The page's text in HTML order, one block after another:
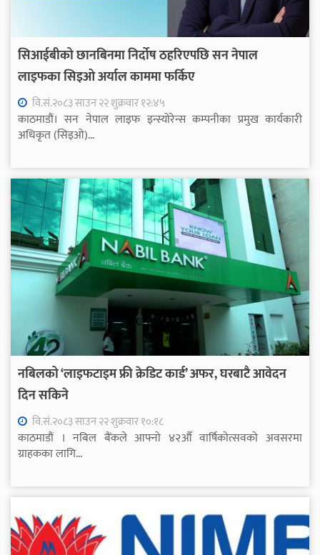
सिआईबीको छानबिनमा निर्दोष ठहरिएपछि सन नेपाल
लाइफका सिइओ अर्याल काममा फर्किए
वि.सं.२०८३ साउन २२ शुक्रवार १२:४५
काठमाडौं। सन नेपाल लाइफ इन्स्योरेन्स कम्पनीका प्रमुख कार्यकारी
अधिकृत (सिइओ)...
नबिलको ‘लाइफटाइम फ्री क्रेडिट कार्ड’ अफर, घरबाटै आवेदन
दिन सकिने
वि.सं.२०८३ साउन २२ शुक्रवार १०:१८
काठमाडौं । नबिल बैंकले आफ्नो ४२औँ वार्षिकोत्सवको अवसरमा
ग्राहकका लागि...